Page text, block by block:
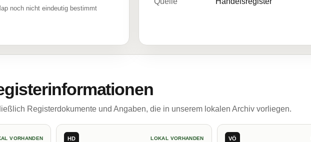
noch nicht eindeutig bestimmt
Registerdokumente und Angaben, die in unserem lokalen Archiv vorliegen.
VORHANDEN HD LOKAL VORHANDEN VÖ